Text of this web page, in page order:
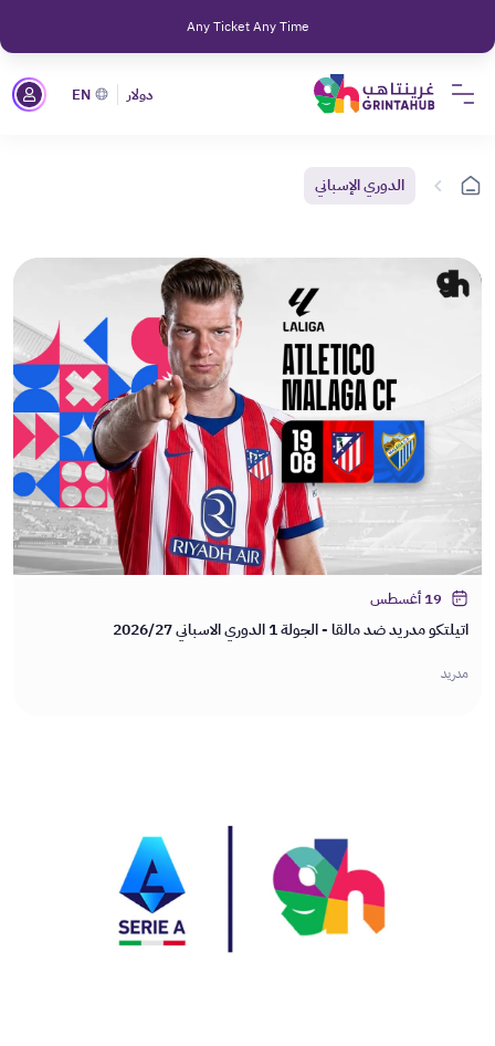
Any Ticket Any Time
دولار EN
الدوري الإسباني
19 أغسطس
اتيلتكو مدريد ضد مالقا - الجولة 1 الدوري الاسباني 2026/27
مدريد